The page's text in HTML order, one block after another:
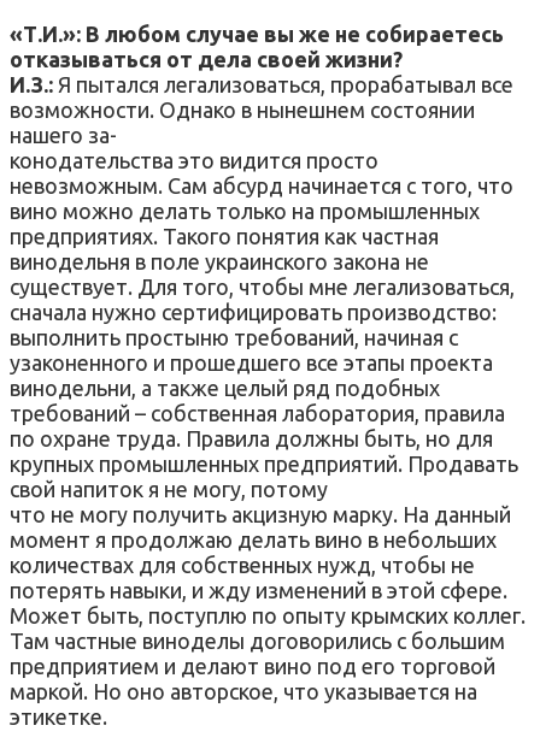
«Т.И.»: В любом случае вы же не собираетесь
отказываться от дела своей жизни?
И.З.: Я пытался легализоваться, прорабатывал все
возможности. Однако в нынешнем состоянии
нашего за-
конодательства это видится просто
невозможным. Сам абсурд начинается с того, что
вино можно делать только на промышленных
предприятиях. Такого понятия как частная
винодельня в поле украинского закона не
существует. Для того, чтобы мне легализоваться,
сначала нужно сертифицировать производство:
выполнить простыню требований, начиная с
узаконенного и прошедшего все этапы проекта
винодельни, а также целый ряд подобных
требований – собственная лаборатория, правила
по охране труда. Правила должны быть, но для
крупных промышленных предприятий. Продавать
свой напиток я не могу, потому
что не могу получить акцизную марку. На данный
момент я продолжаю делать вино в небольших
количествах для собственных нужд, чтобы не
потерять навыки, и жду изменений в этой сфере.
Может быть, поступлю по опыту крымских коллег.
Там частные виноделы договорились с большим
предприятием и делают вино под его торговой
маркой. Но оно авторское, что указывается на
этикетке.